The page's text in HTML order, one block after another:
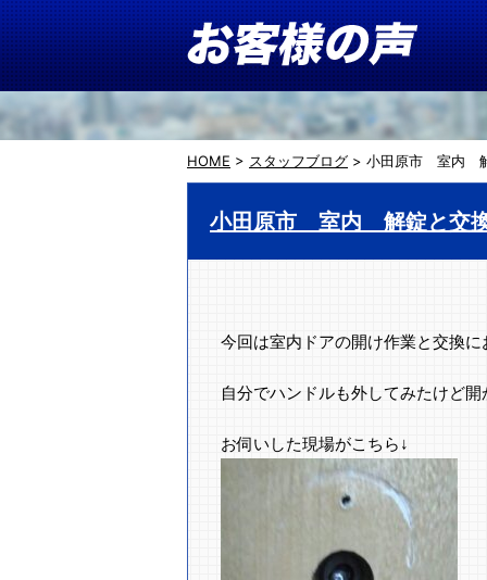
HOME > スタッフブログ > 小田原市 室内
小田原市 室内 解錠と交
今回は室内ドアの開け作業と交換
自分でハンドルも外してみたけど
お伺いした現場がこちら↓